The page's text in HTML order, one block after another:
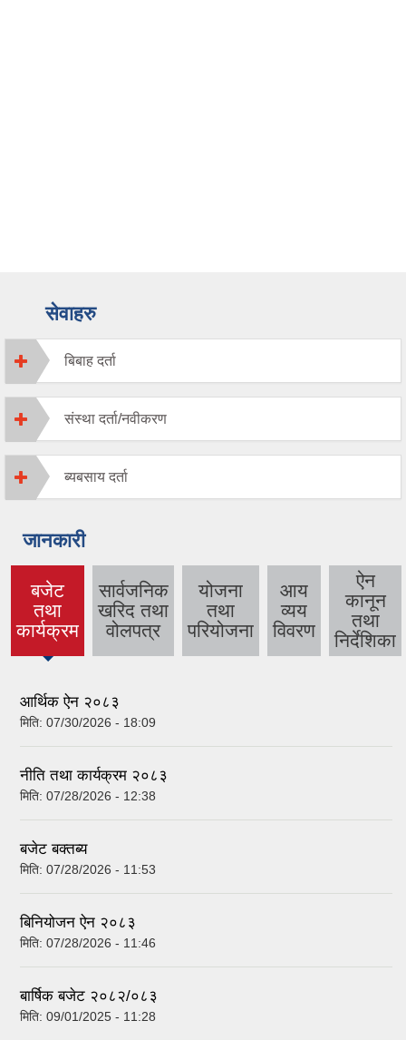
सेवाहरु
बिबाह दर्ता
संस्था दर्ता/नवीकरण
ब्यबसाय दर्ता
जानकारी
बजेट
तथा
कार्यक्रम
(active
tab)
सार्वजनिक
खरिद तथा
वोलपत्र
योजना
तथा
परियोजना
आय
व्यय
विवरण
ऐन
कानून
तथा
निर्देशिका
आर्थिक ऐन २०८३
मिति: 07/30/2026 - 18:09
नीति तथा कार्यक्रम २०८३
मिति: 07/28/2026 - 12:38
बजेट बक्तब्य
मिति: 07/28/2026 - 11:53
बिनियोजन ऐन २०८३
मिति: 07/28/2026 - 11:46
बार्षिक बजेट २०८२/०८३
मिति: 09/01/2025 - 11:28